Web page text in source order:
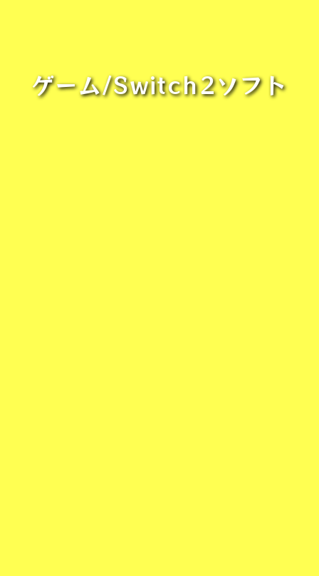
ゲーム/Switch2ソフト